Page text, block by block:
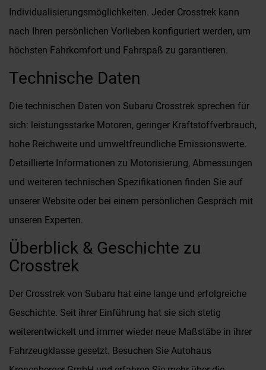
Individualisierungsmöglichkeiten. Jeder Crosstrek kann
nach Ihren persönlichen Vorlieben konfiguriert werden, um
höchsten Fahrkomfort und Fahrspaß zu garantieren.
Technische Daten
Die technischen Daten von Subaru Crosstrek sprechen für
sich: leistungsstarke Motoren, geringer Kraftstoffverbrauch,
hohe Reichweite und umweltfreundliche Emissionswerte.
Detaillierte Informationen zu Motorisierung, Abmessungen
und weiteren technischen Spezifikationen finden Sie auf
unserer Website oder bei einem persönlichen Gespräch mit
unseren Experten.
Überblick & Geschichte zu
Crosstrek
Der Crosstrek von Subaru hat eine lange und erfolgreiche
Geschichte. Seit ihrer Einführung hat sie sich stetig
weiterentwickelt und immer wieder neue Maßstäbe in ihrer
Fahrzeugklasse gesetzt. Besuchen Sie Autohaus